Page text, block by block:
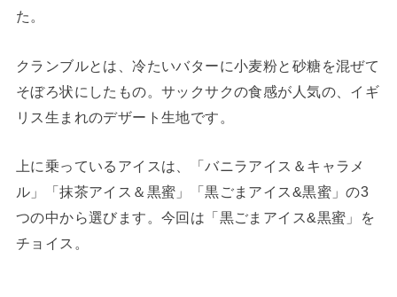
た。
クランブルとは、冷たいバターに小麦粉と砂糖を混ぜて
そぼろ状にしたもの。サックサクの食感が人気の、イギ
リス生まれのデザート生地です。
上に乗っているアイスは、「バニラアイス＆キャラメ
ル」「抹茶アイス＆黒蜜」「黒ごまアイス&黒蜜」の3
つの中から選びます。今回は「黒ごまアイス&黒蜜」を
チョイス。